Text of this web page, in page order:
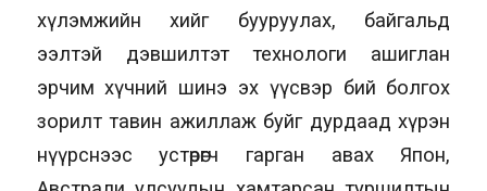
хүлэмжийн хийг бууруулах, байгальд
ээлтэй дэвшилтэт технологи ашиглан
эрчим хүчний шинэ эх үүсвэр бий болгох
зорилт тавин ажиллаж буйг дурдаад хүрэн
нүүрснээс устөрөгч гарган авах Япон,